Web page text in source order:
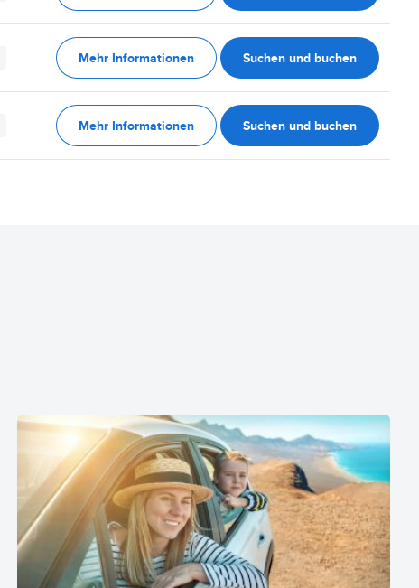
Mehr Informationen Suchen und buchen
Mehr Informationen Suchen und buchen